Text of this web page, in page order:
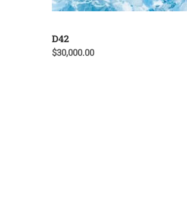
D42
$30,000.00